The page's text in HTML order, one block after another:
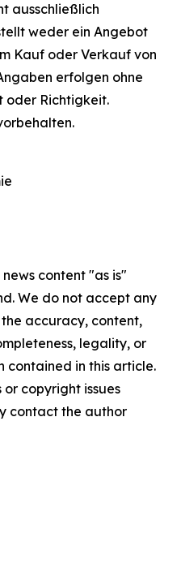
ausschließlich
weder ein Angebot
Kauf oder Verkauf von
erfolgen ohne
oder Richtigkeit.
content "as is"
We do not accept any
accuracy, content,
legality, or
contained in this article.
copyright issues
contact the author